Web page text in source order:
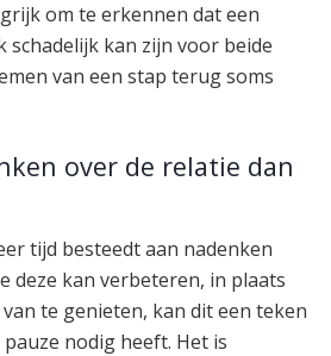
om te erkennen dat een
schadelijk kan zijn voor beide
van een stap terug soms
over de relatie dan
tijd besteedt aan nadenken
deze kan verbeteren, in plaats
te genieten, kan dit een teken
nodig heeft. Het is